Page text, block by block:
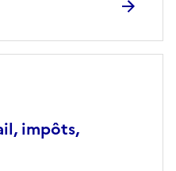
impôts,